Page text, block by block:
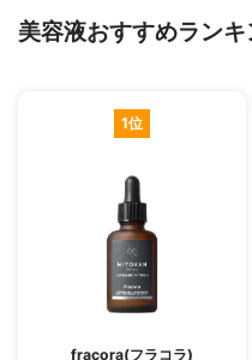
美容液おすすめランキ
1位
fracora(フラコラ)